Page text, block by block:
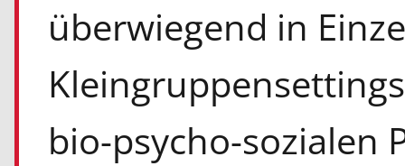
überwiegend in
bio-psycho-sozialen